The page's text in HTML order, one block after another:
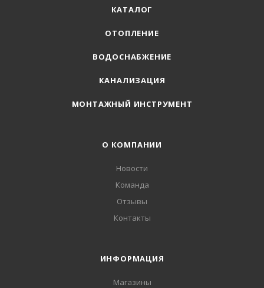
КАТАЛОГ
ОТОПЛЕНИЕ
ВОДОСНАБЖЕНИЕ
КАНАЛИЗАЦИЯ
МОНТАЖНЫЙ ИНСТРУМЕНТ
О КОМПАНИИ
Новости
Команда
Отзывы
Контакты
ИНФОРМАЦИЯ
Магазины